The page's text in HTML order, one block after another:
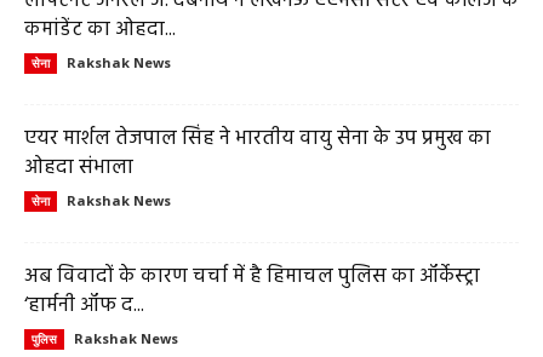
कमांडेंट का ओहदा...
सेना Rakshak News
एयर मार्शल तेजपाल सिंह ने भारतीय वायु सेना के उप प्रमुख का
ओहदा संभाला
सेना Rakshak News
अब विवादों के कारण चर्चा में है हिमाचल पुलिस का ऑर्केस्ट्रा
‘हार्मनी ऑफ द...
पुलिस Rakshak News